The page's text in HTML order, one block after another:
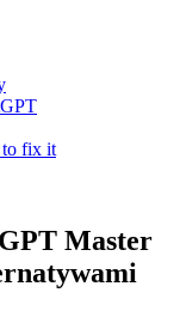
to fix it
Master